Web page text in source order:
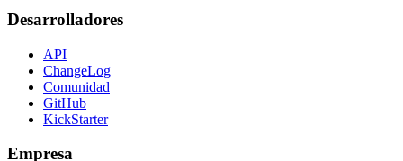
Desarrolladores
API
ChangeLog
Comunidad
GitHub
KickStarter
Empresa